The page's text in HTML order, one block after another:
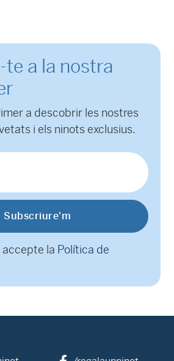
a la nostra
a descobrir les nostres
i els ninots exclusius.
accepte la Política de